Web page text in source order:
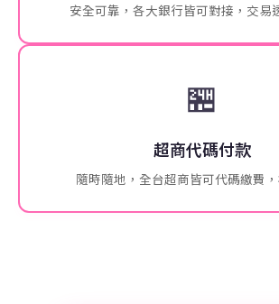
安全可靠，各大銀行皆可對接，交易
🏪
超商代碼付款
隨時隨地，全台超商皆可代碼繳費